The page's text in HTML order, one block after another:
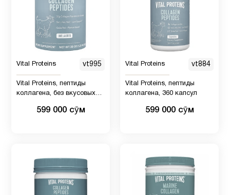
Vital Proteins vt995
Vital Proteins, пептиды
коллагена, без вкусовых
599 000 сӯм
Vital Proteins vt884
Vital Proteins, пептиды
коллагена, 360 капсул
599 000 сӯм